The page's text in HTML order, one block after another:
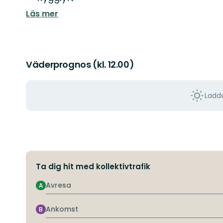
Läs mer
Väderprognos (kl. 12.00)
Ta dig hit med kollektivtrafik
Avresa
A
Ankomst
B